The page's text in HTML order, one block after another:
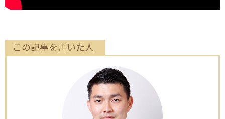
この記事を書いた人